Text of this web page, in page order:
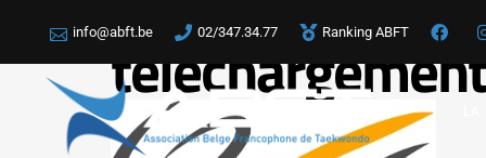
info@abft.be 02/347.34.77 Ranking ABFT
téléchargement